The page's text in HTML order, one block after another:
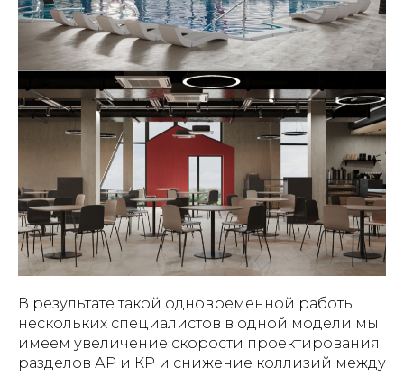
В результате такой одновременной работы
нескольких специалистов в одной модели мы
имеем увеличение скорости проектирования
разделов АР и КР и снижение коллизий между